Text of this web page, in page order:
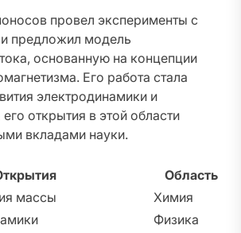
провел эксперименты с
предложил модель
основанную на концепции
Его работа стала
электродинамики и
его открытия в этой области
вкладами науки.
Область
массы
Химия
Физика